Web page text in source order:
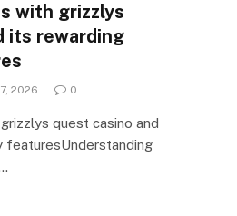
with grizzlys
its rewarding
2026 0
quest casino and
featuresUnderstanding